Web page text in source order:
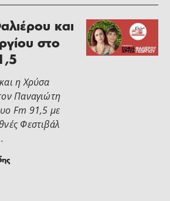
και
στο
η Χρύσα
Παναγιώτη
Fm 91,5 με
Φεστιβάλ